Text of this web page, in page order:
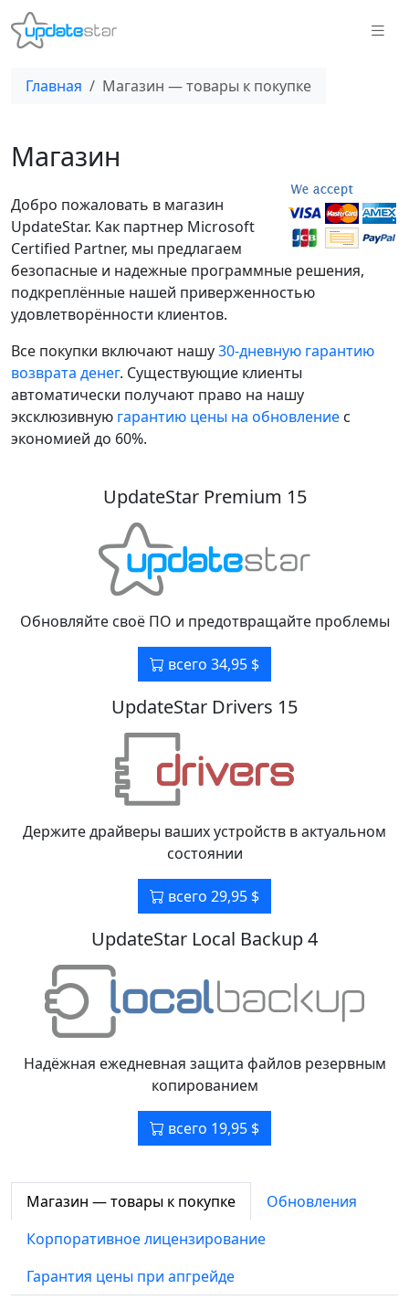
Главная Магазин — товары к покупке
Магазин
Добро пожаловать в магазин
UpdateStar. Как партнер Microsoft
Certified Partner, мы предлагаем
безопасные и надежные программные решения,
подкреплённые нашей приверженностью
удовлетворённости клиентов.
Все покупки включают нашу30‑дневную гарантию
возврата денег. Существующие клиенты
автоматически получают право на нашу
эксклюзивную гарантию цены на обновление с
экономией до 60%.
UpdateStar Premium 15
Обновляйте своё ПО и предотвращайте проблемы
всего 34,95 $
UpdateStar Drivers 15
Держите драйверы ваших устройств в актуальном
состоянии
всего 29,95 $
UpdateStar Local Backup 4
Надёжная ежедневная защита файлов резервным
копированием
всего 19,95 $
Магазин — товары к покупке
Обновления
Корпоративное лицензирование
Гарантия цены при апгрейде